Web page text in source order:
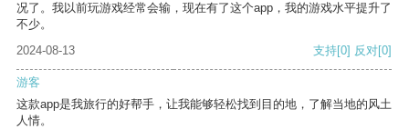
况了。我以前玩游戏经常会输，现在有了这个app，我的游戏水平提升了
不少。
2024-08-13
支持[0] 反对[0]
游客
这款app是我旅行的好帮手，让我能够轻松找到目的地，了解当地的风土
人情。